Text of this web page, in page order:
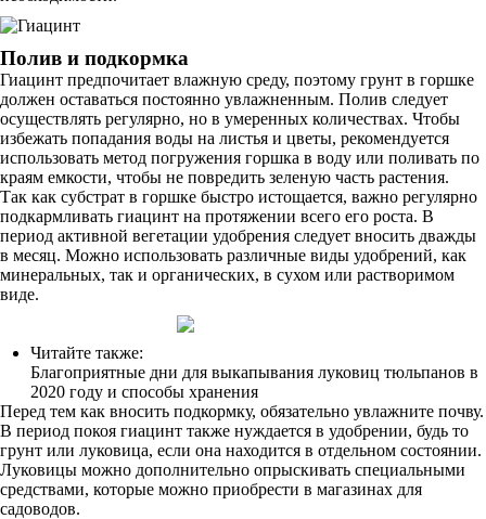
Полив и подкормка
Гиацинт предпочитает влажную среду, поэтому грунт в горшке
должен оставаться постоянно увлажненным. Полив следует
осуществлять регулярно, но в умеренных количествах. Чтобы
избежать попадания воды на листья и цветы, рекомендуется
использовать метод погружения горшка в воду или поливать по
краям емкости, чтобы не повредить зеленую часть растения.
Так как субстрат в горшке быстро истощается, важно регулярно
подкармливать гиацинт на протяжении всего его роста. В
период активной вегетации удобрения следует вносить дважды
в месяц. Можно использовать различные виды удобрений, как
минеральных, так и органических, в сухом или растворимом
виде.
Читайте также:
Благоприятные дни для выкапывания луковиц тюльпанов в
2020 году и способы хранения
Перед тем как вносить подкормку, обязательно увлажните почву.
В период покоя гиацинт также нуждается в удобрении, будь то
грунт или луковица, если она находится в отдельном состоянии.
Луковицы можно дополнительно опрыскивать специальными
средствами, которые можно приобрести в магазинах для
садоводов.